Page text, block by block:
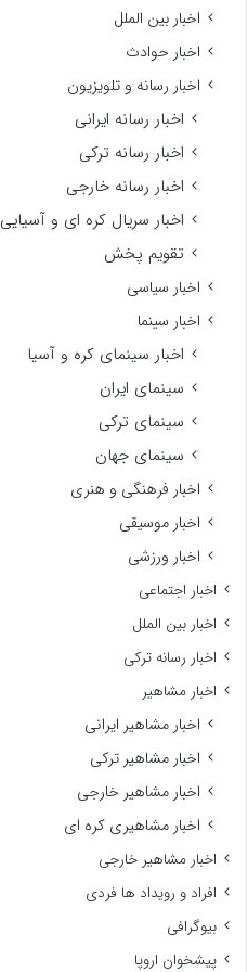
اخبار بین الملل
اخبار حوادث
اخبار رسانه و تلویزیون
اخبار رسانه ایرانی
اخبار رسانه ترکی
اخبار رسانه خارجی
اخبار سریال کره ای و آسیایی
تقویم پخش
اخبار سیاسی
اخبار سینما
اخبار سینمای کره و آسیا
سینمای ایران
سینمای ترکی
سینمای جهان
اخبار فرهنگی و هنری
اخبار موسیقی
اخبار ورزشی
اخبار اجتماعی
اخبار بین الملل
اخبار رسانه ترکی
اخبار مشاهیر
اخبار مشاهیر ایرانی
اخبار مشاهیر ترکی
اخبار مشاهیر خارجی
اخبار مشاهیری کره ای
اخبار مشاهیر خارجی
افراد و رویداد ها فردی
بیوگرافی
پیشخوان اروپا